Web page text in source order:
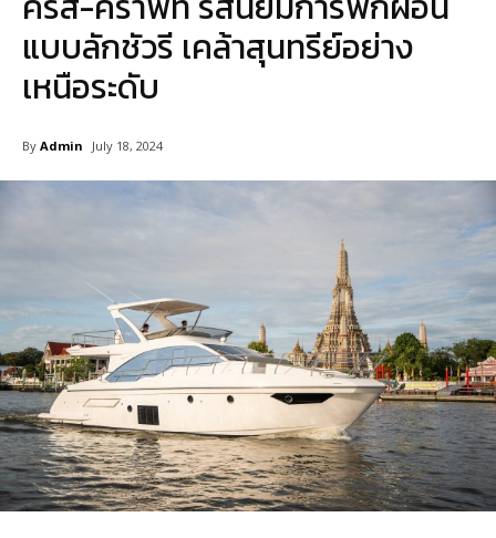
แบบลักชัวรี เคล้าสุนทรีย์อย่าง
เหนือระดับ
By Admin July 18, 2024